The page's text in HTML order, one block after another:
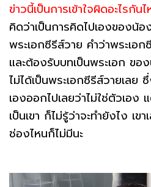
ข่าวนี้เป็นการเข้าใจผิดอะไรกัน
คิดว่าเป็นการคิดไปเองของน้อ
พระเอกซีรีส์วาย คำว่าพระเอ
และต้องรับบทเป็นพระเอก ขอ
ไม่ได้เป็นพระเอกซีรีส์วายเลย
เองออกไปเลยว่าไม่ใช่ตัวเอง
เป็นเขา ก็ไม่รู้ว่าจะทำยังไง เ
ช่องไหนก็ไม่มีนะ